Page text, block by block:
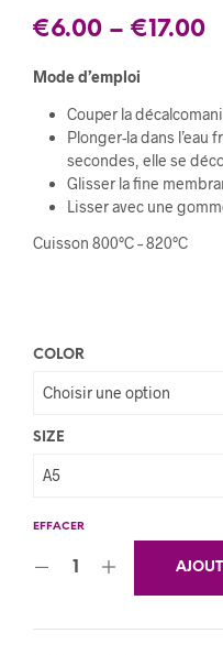
€6.00 – €17.00
Mode d’emploi
Couper la
Plonger-la dans l’eau
secondes, elle se
Glisser la fine
Lisser avec une
Cuisson 800°C – 820°C
COLOR
SIZE
EFFACER